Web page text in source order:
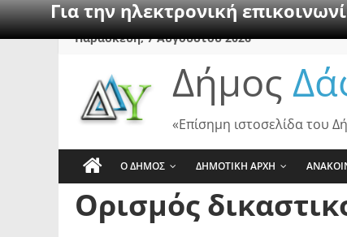
Για την ηλεκτρονική
SkipΠαρασκευή, 7 Αυγούστου 2026
Δήμος
«Επίσημη ιστοσελίδα του
Ο ΔΗΜΟΣ ΔΗΜΟΤΙΚΗ ΑΡΧΗ
Ορισμός